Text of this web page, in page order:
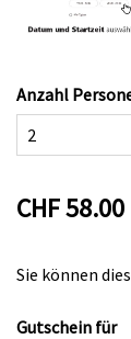
Anzahl
CHF 58.00
Sie können
Gutschein für